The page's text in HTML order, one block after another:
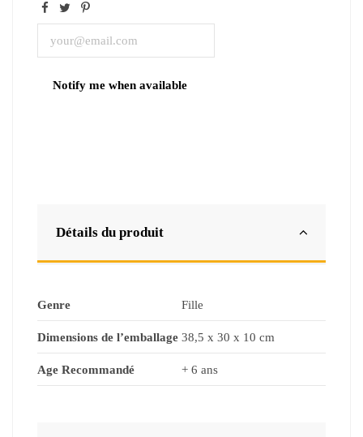
Détails du produit
Genre Fille
Dimensions de l’emballage 38,5 x 30 x 10 cm
Age Recommandé + 6 ans